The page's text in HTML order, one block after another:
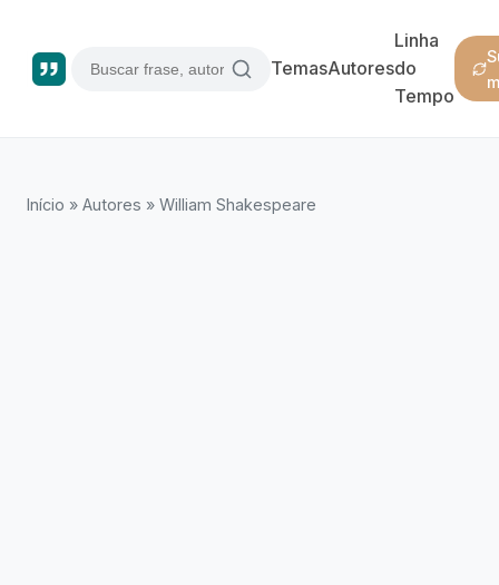
TemasAutores
Linha
do
Tempo
Início » Autores » William Shakespeare